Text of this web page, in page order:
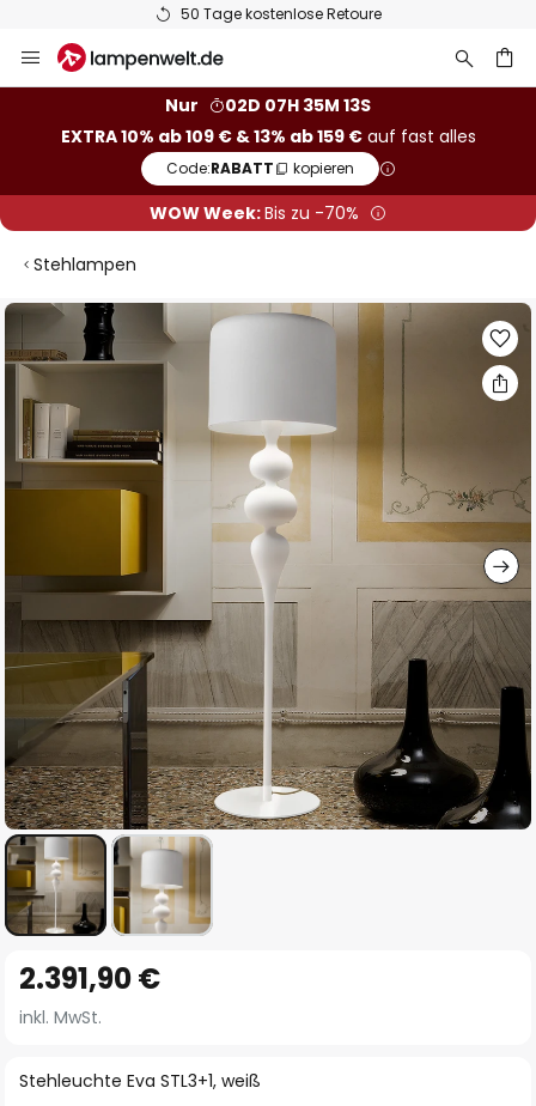
50 Tage kostenlose Retoure
Inhalt
Nur
02D 07H 35M 12S
EXTRA 10% ab 109 € & 13% ab 159 €auf fast alles
Code:RABATT kopieren
WOW Week:Bis zu -70%
Stehlampen
Zum
Ende
der
Bildgalerie
springen
Anfang
der
springen
Stehleuchte Eva STL3+1, weiß
2.391,90 €
inkl. MwSt.